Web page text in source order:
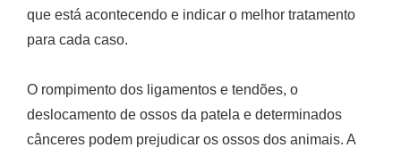
que está acontecendo e indicar o melhor tratamento
para cada caso.
O rompimento dos ligamentos e tendões, o
deslocamento de ossos da patela e determinados
cânceres podem prejudicar os ossos dos animais. A